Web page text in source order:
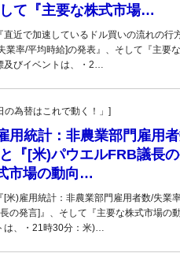
て『主要な株式市場…
近で加速しているドル買いの流れの行
業率/平均時給]の発表』、そして『主要
及びイベントは、・2…
為替はこれで動く！」]
用統計：非農業部門雇用
『[米)パウエルFRB議長の
市場の動向…
米)雇用統計：非農業部門雇用者数/失業
の発言]』、そして『主要な株式市場の動
は、・21時30分：米)…